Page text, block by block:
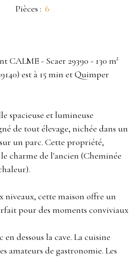
Pièces : 6
- Scaer 29390 - 130 m²
est à 15 min et Quimper
spacieuse et lumineuse
de tout élevage, nichée dans un
un parc. Cette propriété,
charme de l'ancien (Cheminée
niveaux, cette maison offre un
pour des moments conviviaux
dessous la cave. La cuisine
amateurs de gastronomie. Les